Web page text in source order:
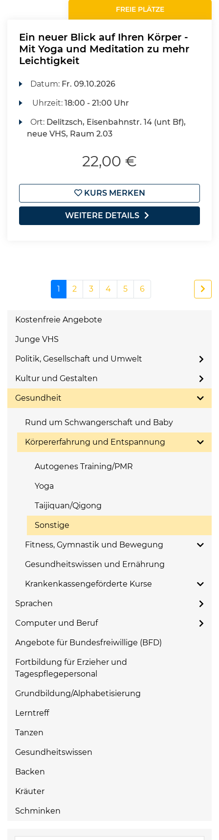
FREIE PLÄTZE
Ein neuer Blick auf Ihren Körper -
Mit Yoga und Meditation zu mehr
Leichtigkeit
Datum: Fr. 09.10.2026
Uhrzeit:18:00 - 21:00 Uhr
Ort: Delitzsch, Eisenbahnstr. 14 (unt Bf),
neue VHS, Raum 2.03
22,00 €
KURS MERKEN
WEITERE DETAILS
1 2 3 4 5 6
Kostenfreie Angebote
Junge VHS
Politik, Gesellschaft und Umwelt
Kultur und Gestalten
Gesundheit
Rund um Schwangerschaft und Baby
Körpererfahrung und Entspannung
Autogenes Training/PMR
Yoga
Taijiquan/Qigong
Sonstige
Fitness, Gymnastik und Bewegung
Gesundheitswissen und Ernährung
Krankenkassengeförderte Kurse
Sprachen
Computer und Beruf
Angebote für Bundesfreiwillige (BFD)
Fortbildung für Erzieher und
Tagespflegepersonal
Grundbildung/Alphabetisierung
Lerntreff
Tanzen
Gesundheitswissen
Backen
Kräuter
Schminken